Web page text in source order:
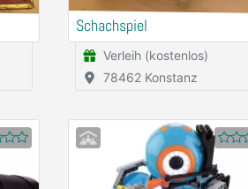
Schachspiel
Verleih (kostenlos)
78462 Konstanz